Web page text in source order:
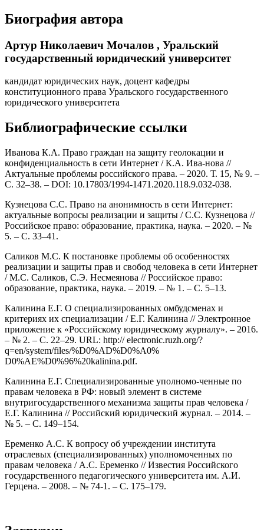
Биография автора
Артур Николаевич Мочалов , Уральский
государственный юридический университет
кандидат юридических наук, доцент кафедры
конституционного права Уральского государственного
юридического университета
Библиографические ссылки
Иванова К.А. Право граждан на защиту геолокации и
конфиденциальность в сети Интернет / К.А. Ива-нова //
Актуальные проблемы российского права. – 2020. Т. 15, № 9. –
С. 32–38. – DOI: 10.17803/1994-1471.2020.118.9.032-038.
Кузнецова С.С. Право на анонимность в сети Интернет:
актуальные вопросы реализации и защиты / С.С. Кузнецова //
Российское право: образование, практика, наука. – 2020. – №
5. – С. 33–41.
Саликов М.С. К постановке проблемы об особенностях
реализации и защиты прав и свобод человека в сети Интернет
/ М.С. Саликов, С.Э. Несмеянова // Российское право:
образование, практика, наука. – 2019. – № 1. – С. 5–13.
Калинина Е.Г. О специализированных омбудсменах и
критериях их специализации / Е.Г. Калинина // Электронное
приложение к «Российскому юридическому журналу». – 2016.
– № 2. – С. 22–29. URL: http:// electronic.ruzh.org/?
q=en/system/files/%D0%AD%D0%A0%
D0%AE%D0%96%20kalinina.pdf.
Калинина Е.Г. Специализированные уполномо-ченные по
правам человека в РФ: новый элемент в системе
внутригосударственного механизма защиты прав человека /
Е.Г. Калинина // Российский юридический журнал. – 2014. –
№ 5. – С. 149–154.
Еременко А.С. К вопросу об учреждении института
отраслевых (специализированных) уполномоченных по
правам человека / А.С. Еременко // Известия Российского
государственного педагогического университета им. А.И.
Герцена. – 2008. – № 74-1. – С. 175–179.